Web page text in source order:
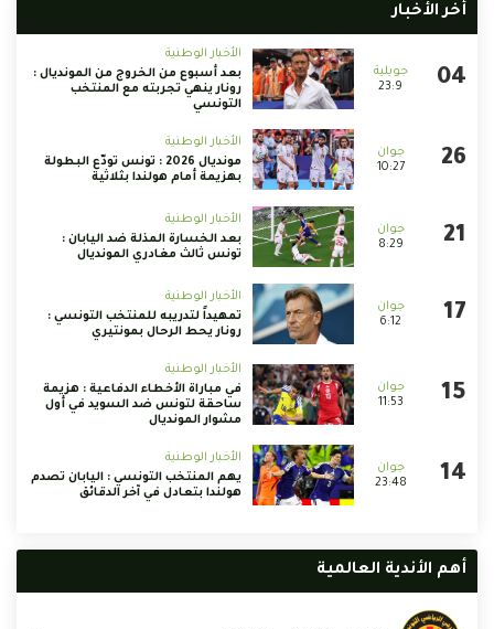
أخر الأخبار
23:9
الأخبار الوطنية
بعد أسبوع من الخروج من المونديال :
رونار ينهي تجربته مع المنتخب
التونسي
10:27
الأخبار الوطنية
مونديال 2026 : تونس تودّع البطولة
بهزيمة أمام هولندا بثلاثية
8:29
الأخبار الوطنية
بعد الخسارة المذلة ضد اليابان :
تونس ثالث مغادري المونديال
6:12
الأخبار الوطنية
تمهيداً لتدريبه للمنتخب التونسي :
رونار يحط الرحال بمونتيري
11:53
الأخبار الوطنية
في مباراة الأخطاء الدفاعية : هزيمة
ساحقة لتونس ضد السويد في أول
مشوار المونديال
23:48
الأخبار الوطنية
يهم المنتخب التونسي : اليابان تصدم
هولندا بتعادل في آخر الدقائق
أهم الأندية العالمية